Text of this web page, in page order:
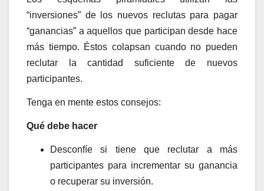
“inversiones” de los nuevos reclutas para pagar
“ganancias” a aquellos que participan desde hace
más tiempo. Éstos colapsan cuando no pueden
reclutar la cantidad suficiente de nuevos
participantes.
Tenga en mente estos consejos:
Qué debe hacer
Desconfíe si tiene que reclutar a más
participantes para incrementar su ganancia
o recuperar su inversión.